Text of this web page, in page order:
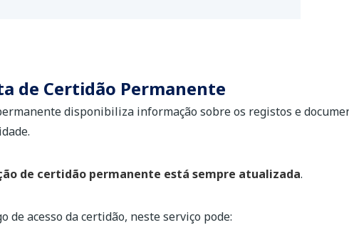
de Certidão Permanente
disponibiliza informação sobre os registos e
de certidão permanente está sempre atualizada.
de acesso da certidão, neste serviço pode: